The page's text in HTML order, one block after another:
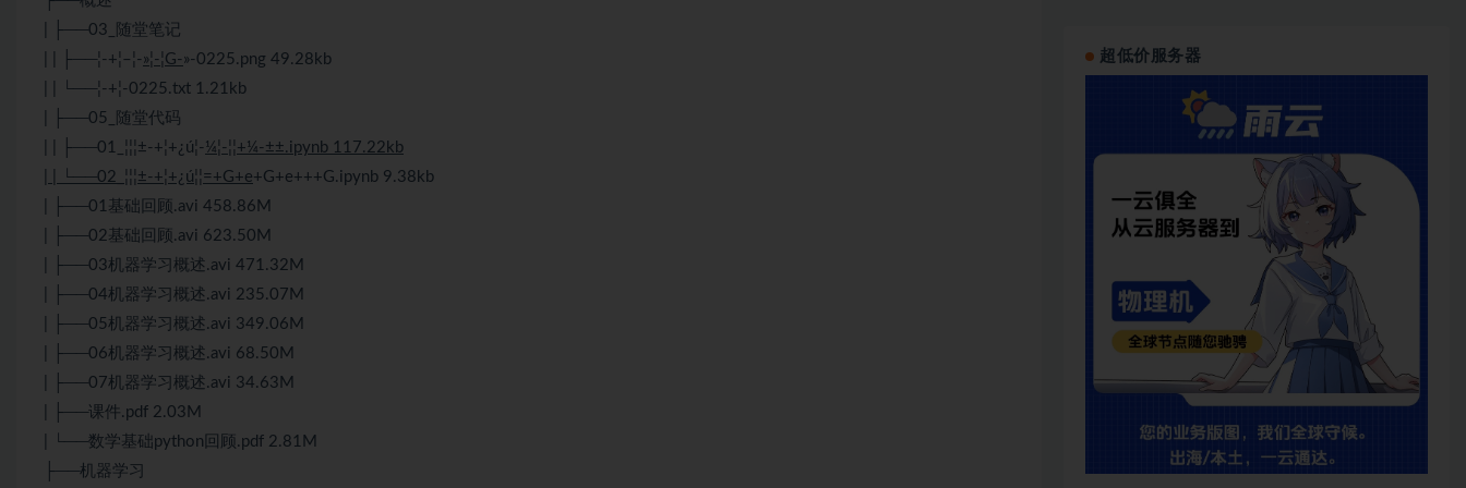
| ├──03_随堂笔记
| | ├──¦-+¦–¦-»¦-¦G-»-0225.png 49.28kb
| | └──¦-+¦-0225.txt 1.21kb
| ├──05_随堂代码
| | ├──01_¦¦¦±-+¦+¿ú¦-¼¦-¦¦+¼-±±.ipynb 117.22kb
| | └──02_¦¦¦±-+¦+¿ú¦¦=+G+e+G+e+++G.ipynb 9.38kb
| ├──01基础回顾.avi 458.86M
| ├──02基础回顾.avi 623.50M
| ├──03机器学习概述.avi 471.32M
| ├──04机器学习概述.avi 235.07M
| ├──05机器学习概述.avi 349.06M
| ├──06机器学习概述.avi 68.50M
| ├──07机器学习概述.avi 34.63M
| ├──课件.pdf 2.03M
| └──数学基础python回顾.pdf 2.81M
├──机器学习
超低价服务器